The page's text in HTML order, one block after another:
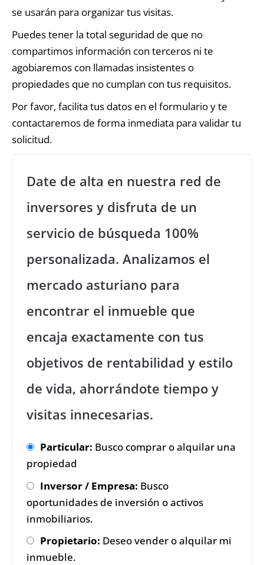
se usarán para organizar tus visitas.
Puedes tener la total seguridad de que no
compartimos información con terceros ni te
agobiaremos con llamadas insistentes o
propiedades que no cumplan con tus requisitos.
Por favor, facilita tus datos en el formulario y te
contactaremos de forma inmediata para validar tu
solicitud.
Date de alta en nuestra red de
inversores y disfruta de un
servicio de búsqueda 100%
personalizada. Analizamos el
mercado asturiano para
encontrar el inmueble que
encaja exactamente con tus
objetivos de rentabilidad y estilo
de vida, ahorrándote tiempo y
visitas innecesarias.
Particular: Busco comprar o alquilar una
propiedad
Inversor / Empresa: Busco
oportunidades de inversión o activos
inmobiliarios.
Propietario: Deseo vender o alquilar mi
inmueble.